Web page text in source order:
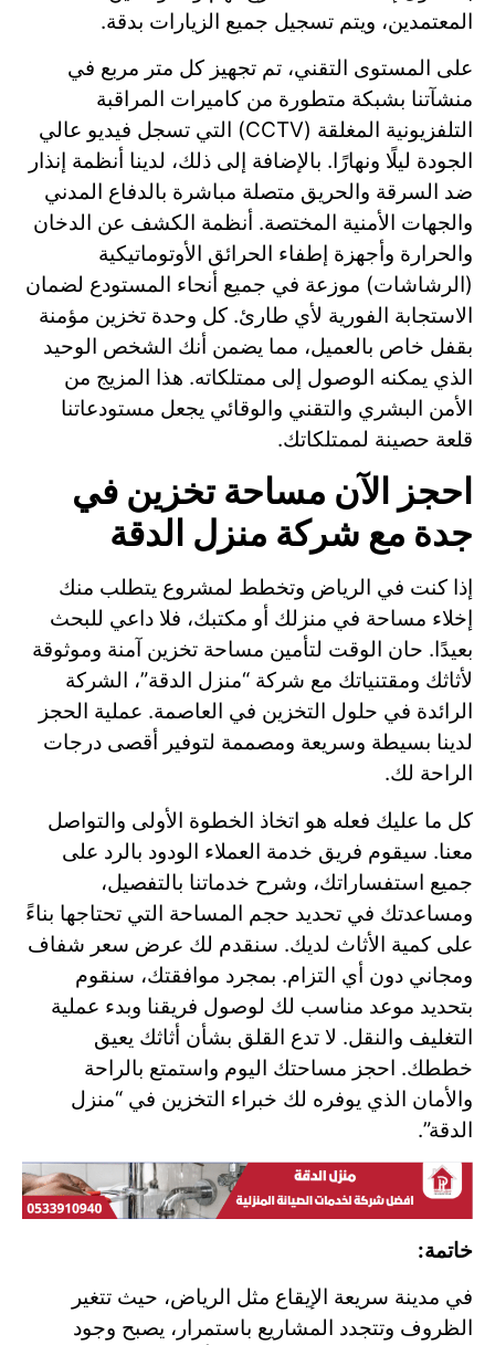
المعتمدين، ويتم تسجيل جميع الزيارات بدقة.
على المستوى التقني، تم تجهيز كل متر مربع في
منشآتنا بشبكة متطورة من كاميرات المراقبة
التلفزيونية المغلقة (CCTV) التي تسجل فيديو عالي
الجودة ليلًا ونهارًا. بالإضافة إلى ذلك، لدينا أنظمة إنذار
ضد السرقة والحريق متصلة مباشرة بالدفاع المدني
والجهات الأمنية المختصة. أنظمة الكشف عن الدخان
والحرارة وأجهزة إطفاء الحرائق الأوتوماتيكية
(الرشاشات) موزعة في جميع أنحاء المستودع لضمان
الاستجابة الفورية لأي طارئ. كل وحدة تخزين مؤمنة
بقفل خاص بالعميل، مما يضمن أنك الشخص الوحيد
الذي يمكنه الوصول إلى ممتلكاته. هذا المزيج من
الأمن البشري والتقني والوقائي يجعل مستودعاتنا
قلعة حصينة لممتلكاتك.
احجز الآن مساحة تخزين في
جدة مع شركة منزل الدقة
إذا كنت في الرياض وتخطط لمشروع يتطلب منك
إخلاء مساحة في منزلك أو مكتبك، فلا داعي للبحث
بعيدًا. حان الوقت لتأمين مساحة تخزين آمنة وموثوقة
لأثاثك ومقتنياتك مع شركة “منزل الدقة”، الشركة
الرائدة في حلول التخزين في العاصمة. عملية الحجز
لدينا بسيطة وسريعة ومصممة لتوفير أقصى درجات
الراحة لك.
كل ما عليك فعله هو اتخاذ الخطوة الأولى والتواصل
معنا. سيقوم فريق خدمة العملاء الودود بالرد على
جميع استفساراتك، وشرح خدماتنا بالتفصيل،
ومساعدتك في تحديد حجم المساحة التي تحتاجها بناءً
على كمية الأثاث لديك. سنقدم لك عرض سعر شفاف
ومجاني دون أي التزام. بمجرد موافقتك، سنقوم
بتحديد موعد مناسب لك لوصول فريقنا وبدء عملية
التغليف والنقل. لا تدع القلق بشأن أثاثك يعيق
خططك. احجز مساحتك اليوم واستمتع بالراحة
والأمان الذي يوفره لك خبراء التخزين في “منزل
الدقة”.
خاتمة:
في مدينة سريعة الإيقاع مثل الرياض، حيث تتغير
الظروف وتتجدد المشاريع باستمرار، يصبح وجود